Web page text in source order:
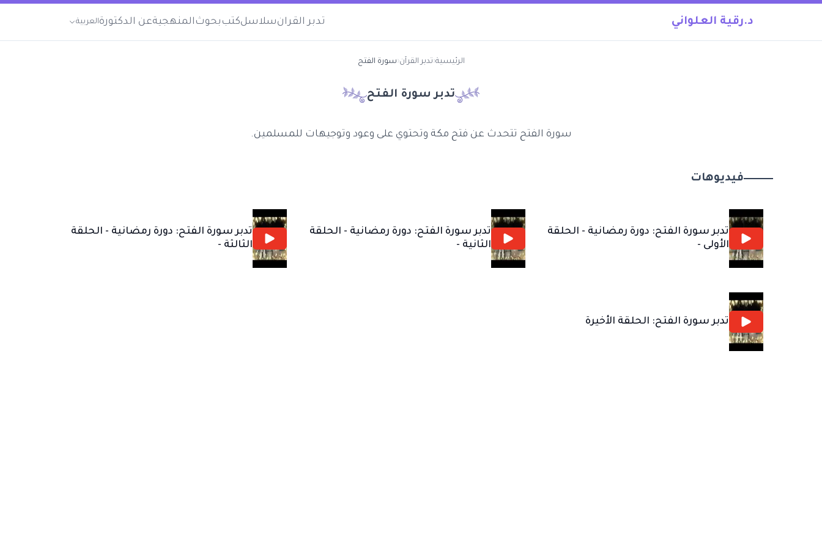
د.رقية العلواني تدبر القرانسلاسلكتب بحوث المنهجيةعن الدكتورةالعربية
الرئيسية‹تدبر القرآن‹سورة الفتح
تدبر سورة الفتح
سورة الفتح تتحدث عن فتح مكة وتحتوي على وعود وتوجيهات للمسلمين.
فيديوهات
تدبر سورة الفتح: دورة رمضانية - الحلقة
الأولى -
تدبر سورة الفتح: دورة رمضانية - الحلقة
الثانية -
تدبر سورة الفتح: دورة رمضانية - الحلقة
الثالثة -
تدبر سورة الفتح: الحلقة الأخيرة